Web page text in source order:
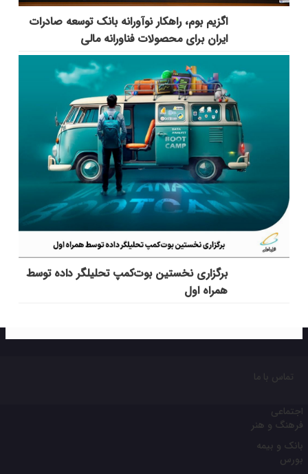
اگزیم بوم، راهکار نوآورانه بانک توسعه صادرات
ایران برای محصولات فناورانه مالی
برگزاری نخستین بوت‌کمپ تحلیلگر داده توسط
همراه اول
تماس با ما
اجتماعی
فرهنگ و هنر
بانک و بیمه
بورس